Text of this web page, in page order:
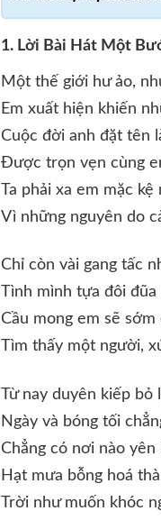
1. Lời Bài Hát Một
Một thế giới hư ảo,
Em xuất hiện khiến
Cuộc đời anh đặt tên
Được trọn vẹn cùng
Ta phải xa em mặc
Vì những nguyên do
Chỉ còn vài gang tấc
Tình mình tựa đôi
Cầu mong em sẽ
Tìm thấy một người,
Từ nay duyên kiếp bỏ
Ngày và bóng tối
Chẳng có nơi nào
Hạt mưa bỗng hoá
Trời như muốn khóc